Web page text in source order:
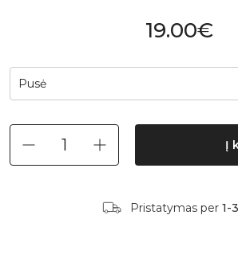
19.00€
Pusė
Į
Pristatymas per 1-